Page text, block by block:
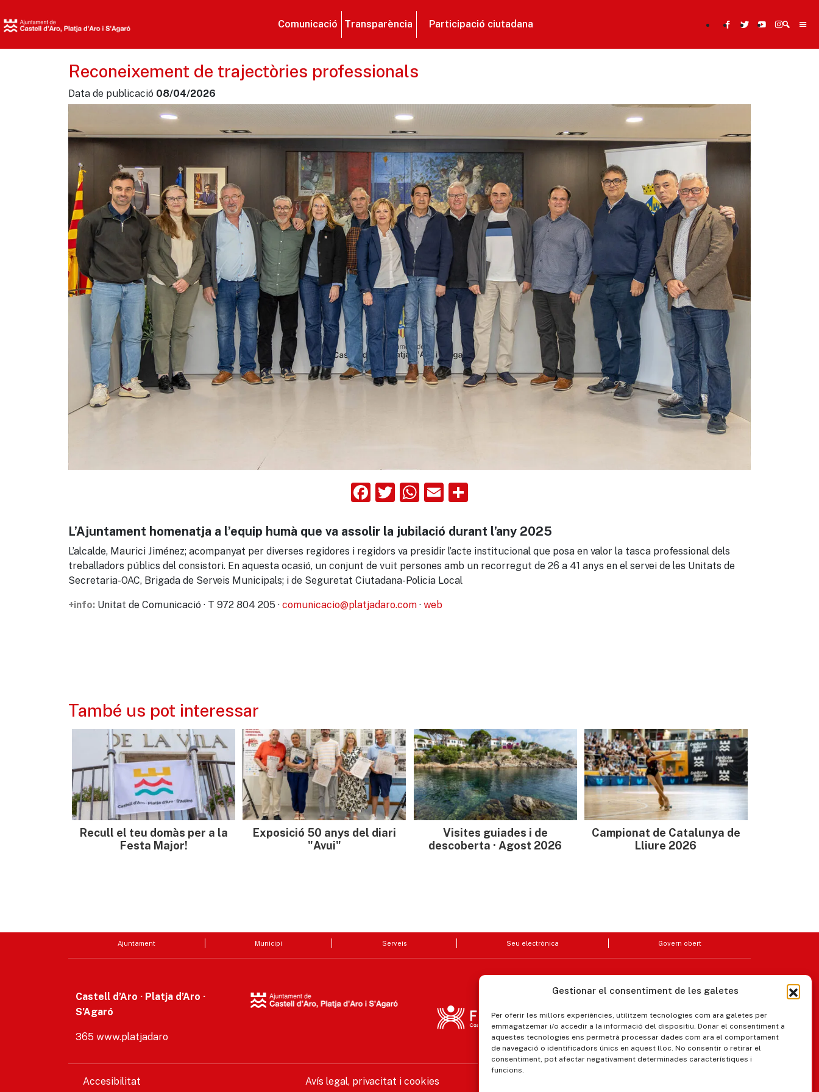
Gestionar el consentiment de les galetes
Per oferir les millors experiències, utilitzem tecnologies com ara galetes per
emmagatzemar i/o accedir a la informació del dispositiu. Donar el consentiment a
aquestes tecnologies ens permetrà processar dades com ara el comportament
de navegació o identificadors únics en aquest lloc. No consentir o retirar el
consentiment, pot afectar negativament determinades característiques i
funcions.
Comunicació Transparència Participació ciutadana
Reconeixement de trajectòries professionals
Data de publicació 08/04/2026
Facebook
Twitter
WhatsApp
Email
L’Ajuntament homenatja a l’equip humà que va assolir la jubilació durant l’any 2025
L’alcalde, Maurici Jiménez; acompanyat per diverses regidores i regidors va presidir l’acte institucional que posa en valor la tasca professional dels
treballadors públics del consistori. En aquesta ocasió, un conjunt de vuit persones amb un recorregut de 26 a 41 anys en el servei de les Unitats de
Secretaria-OAC, Brigada de Serveis Municipals; i de Seguretat Ciutadana-Policia Local
+info: Unitat de Comunicació · T 972 804 205 · comunicacio@platjadaro.com · web
També us pot interessar
Recull el teu domàs per a la
Festa Major!
Exposició 50 anys del diari
"Avui"
Visites guiades i de
descoberta · Agost 2026
Campionat de Catalunya de
Lliure 2026
Ajuntament Municipi Serveis Seu electrònica Govern obert
Castell d’Aro · Platja d’Aro ·
S’Agaró
365 www.platjadaro
Accesibilitat Avís legal, privacitat i cookies